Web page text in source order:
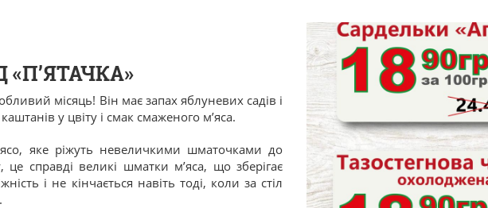
«П’ЯТАЧКА»
місяць! Він має запах яблуневих садів і
у цвіту і смак смаженого м’яса.
яке ріжуть невеличкими шматочками до
це справді великі шматки м’яса, що зберігає
і не кінчається навіть тоді, коли за стіл